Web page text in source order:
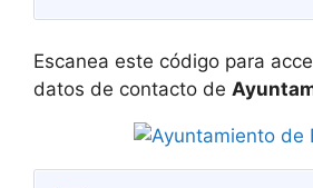
Escanea este código para
datos de contacto de